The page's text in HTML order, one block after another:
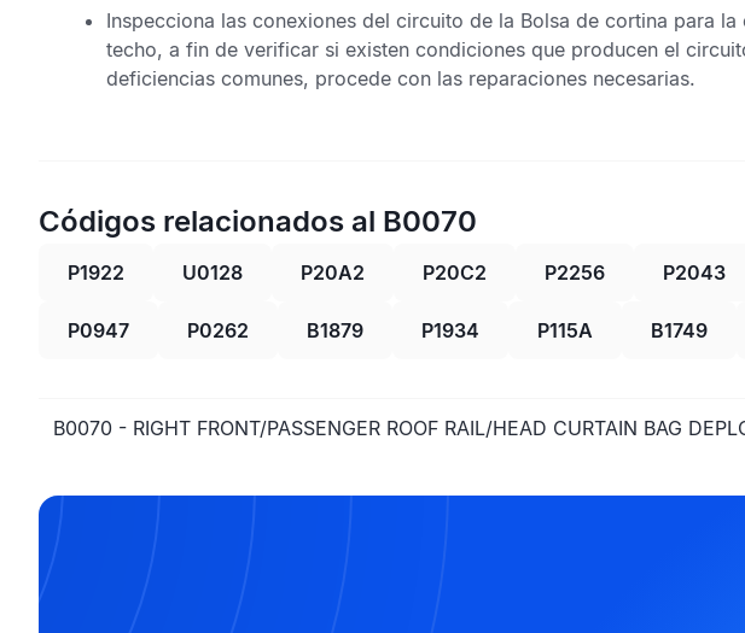
Inspecciona las conexiones del circuito de la Bolsa de cortina para la
techo, a fin de verificar si existen condiciones que producen el
deficiencias comunes, procede con las reparaciones necesarias.
Códigos relacionados al B0070
P1922 U0128 P20A2 P20C2 P2256 P2043
P0947 P0262 B1879 P1934 P115A B1749
B0070 - RIGHT FRONT/PASSENGER ROOF RAIL/HEAD CURTAIN BAG